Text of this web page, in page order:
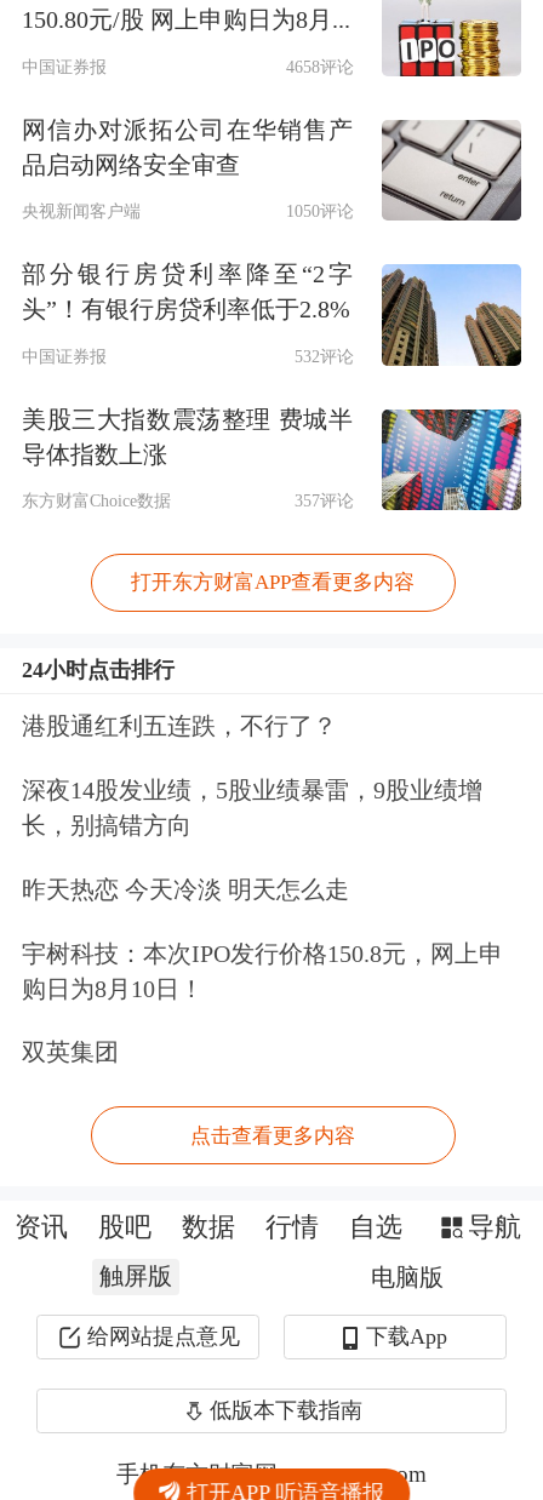
150.80元/股 网上申购日为8月...
中国证券报 4658评论
网信办对派拓公司在华销售产
品启动网络安全审查
央视新闻客户端 1050评论
部分银行房贷利率降至“2字
头”！有银行房贷利率低于2.8%
中国证券报 532评论
美股三大指数震荡整理 费城半
导体指数上涨
东方财富Choice数据 357评论
打开东方财富APP查看更多内容
24小时点击排行
港股通红利五连跌，不行了？
深夜14股发业绩，5股业绩暴雷，9股业绩增
长，别搞错方向
昨天热恋 今天冷淡 明天怎么走
宇树科技：本次IPO发行价格150.8元，网上申
购日为8月10日！
双英集团
点击查看更多内容
打开APP 听语音播报
资讯 股吧 数据 行情 自选 导航
触屏版 电脑版
给网站提点意见 下载App
低版本下载指南
手机东方财富网 eastmoney.com